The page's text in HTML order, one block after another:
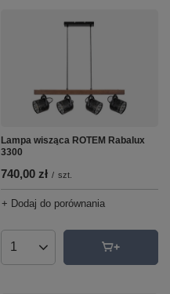
Lampa wisząca ROTEM Rabalux
3300
740,00 zł / szt.
+ Dodaj do porównania
Ilość produktów